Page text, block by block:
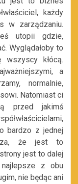
każdy
w zarządzaniu.
utopii gdzie,
Wyglądałoby to
kłócą.
a
normalnie,
Natomiast ci
przed jakimś
bardzo z jednej
że jest to
jest to dalej
z obu
nie będąc ani